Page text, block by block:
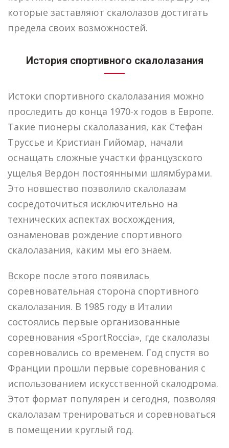
которые заставляют скалолазов достигать
предела своих возможностей.
История спортивного скалолазания
Истоки спортивного скалолазания можно
проследить до конца 1970-х годов в Европе.
Такие пионеры скалолазания, как Стефан
Труссье и Кристиан Гийомар, начали
оснащать сложные участки французского
ущелья Вердон постоянными шлямбурами.
Это новшество позволило скалолазам
сосредоточиться исключительно на
технических аспектах восхождения,
ознаменовав рождение спортивного
скалолазания, каким мы его знаем.
Вскоре после этого появилась
соревновательная сторона спортивного
скалолазания. В 1985 году в Италии
состоялись первые организованные
соревнования «SportRoccia», где скалолазы
соревновались со временем. Год спустя во
Франции прошли первые соревнования с
использованием искусственной скалодрома.
Этот формат популярен и сегодня, позволяя
скалолазам тренироваться и соревноваться
в помещении круглый год.